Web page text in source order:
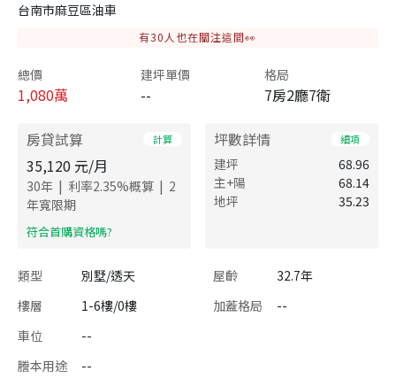
台南市麻豆區油車
有30 人也在關注這間👀
總價
1,080萬
建坪單價
--
格局
7房2廳7衛
房貸試算 計算
35,120 元/月
30年 | 利率2.35%概算 | 2
年寬限期
​符合首購資格嗎?
坪數詳情 細項
建坪
68.96
主+陽
68.14
地坪
35.23
類型 別墅/透天 屋齡
32.7年
樓層
1-6樓/0樓 加蓋格局
--
車位
--
謄本用途
--